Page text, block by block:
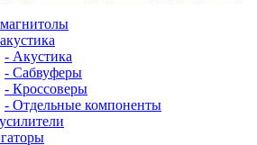
- Акустика
- Сабвуферы
- Кроссоверы
- Отдельные компоненты